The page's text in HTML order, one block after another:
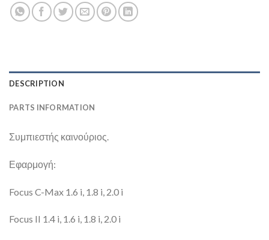
DESCRIPTION
PARTS INFORMATION
Συμπιεστής καινούριος.
Εφαρμογή:
Focus C-Max 1.6 i, 1.8 i, 2.0 i
Focus II 1.4 i, 1.6 i, 1.8 i, 2.0 i